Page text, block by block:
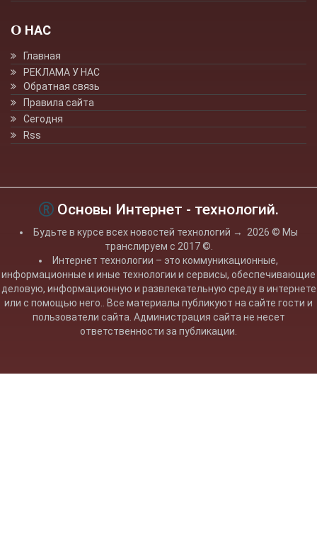
О НАС
Главная
РЕКЛАМА У НАС
Обратная связь
Правила сайта
Сегодня
Rss
Основы Интернет - технологий.
Будьте в курсе всех новостей технологий → 2026 © Мы
транслируем с 2017 ©.
Интернет технологии – это коммуникационные,
информационные и иные технологии и сервисы, обеспечивающие
деловую, информационную и развлекательную среду в интернете
или с помощью него.. Все материалы публикуют на сайте гости и
пользователи сайта. Администрация сайта не несет
ответственности за публикации.